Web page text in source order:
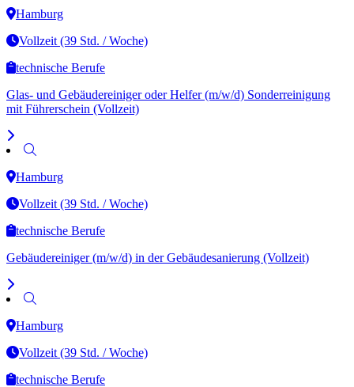
Hamburg
Vollzeit (39 Std. / Woche)
technische Berufe
Glas- und Gebäudereiniger oder Helfer (m/w/d) Sonderreinigung
mit Führerschein (Vollzeit)
Hamburg
Vollzeit (39 Std. / Woche)
technische Berufe
Gebäudereiniger (m/w/d) in der Gebäudesanierung (Vollzeit)
Hamburg
Vollzeit (39 Std. / Woche)
technische Berufe